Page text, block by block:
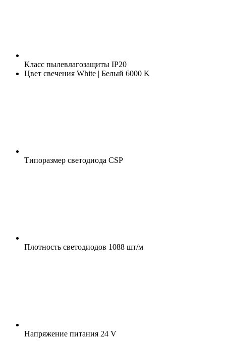
Класс пылевлагозащиты IP20
Цвет свечения White | Белый 6000 K
Типоразмер светодиода CSP
Плотность светодиодов 1088 шт/м
Напряжение питания 24 V